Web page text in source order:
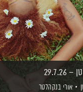
אורי בנקהלטר